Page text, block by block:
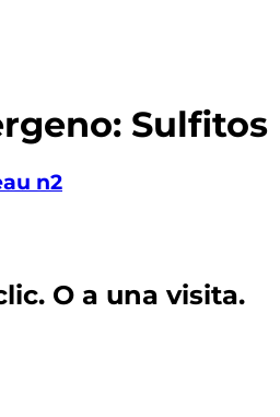
Sulfitos
n2
O a una visita.